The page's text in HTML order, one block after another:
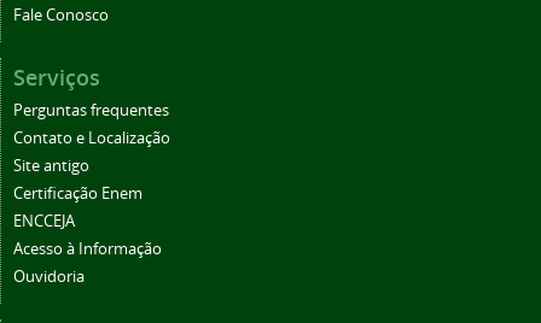
Fale Conosco
Serviços
Perguntas frequentes
Contato e Localização
Site antigo
Certificação Enem
ENCCEJA
Acesso à Informação
Ouvidoria